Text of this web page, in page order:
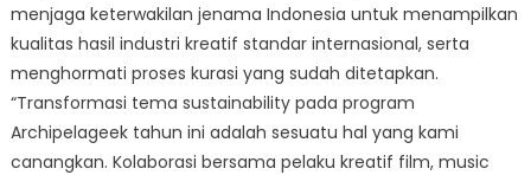
menjaga keterwakilan jenama Indonesia untuk menampilkan
kualitas hasil industri kreatif standar internasional, serta
menghormati proses kurasi yang sudah ditetapkan.
“Transformasi tema sustainability pada program
Archipelageek tahun ini adalah sesuatu hal yang kami
canangkan. Kolaborasi bersama pelaku kreatif film, music